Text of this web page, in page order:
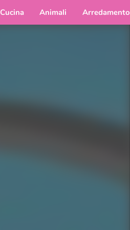
Cucina Animali Arredamento